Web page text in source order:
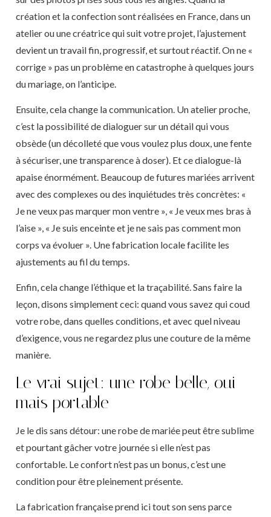
création et la confection sont réalisées en France, dans un
atelier ou une créatrice qui suit votre projet, l’ajustement
devient un travail fin, progressif, et surtout réactif. On ne «
corrige » pas un problème en catastrophe à quelques jours
du mariage, on l’anticipe.
Ensuite, cela change la communication. Un atelier proche,
c’est la possibilité de dialoguer sur un détail qui vous
obsède (un décolleté que vous voulez plus doux, une fente
à sécuriser, une transparence à doser). Et ce dialogue-là
apaise énormément. Beaucoup de futures mariées arrivent
avec des complexes ou des inquiétudes très concrètes: «
Je ne veux pas marquer mon ventre », « Je veux mes bras à
l’aise », « Je suis enceinte et je ne sais pas comment mon
corps va évoluer ». Une fabrication locale facilite les
ajustements au fil du temps.
Enfin, cela change l’éthique et la traçabilité. Sans faire la
leçon, disons simplement ceci: quand vous savez qui coud
votre robe, dans quelles conditions, et avec quel niveau
d’exigence, vous ne regardez plus une couture de la même
manière.
Le vrai sujet: une robe belle, oui –
mais portable
Je le dis sans détour: une robe de mariée peut être sublime
et pourtant gâcher votre journée si elle n’est pas
confortable. Le confort n’est pas un bonus, c’est une
condition pour être pleinement présente.
La fabrication française prend ici tout son sens parce